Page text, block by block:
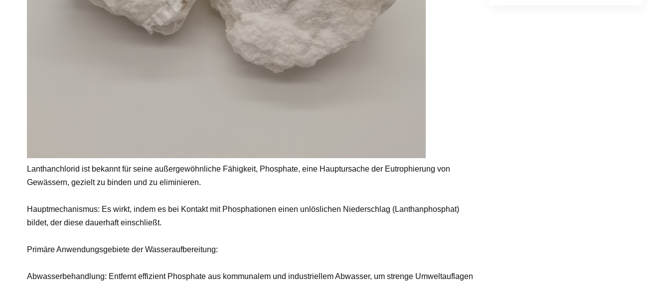
Lanthanchlorid ist bekannt für seine außergewöhnliche Fähigkeit, Phosphate, eine Hauptursache der Eutrophierung von
Gewässern, gezielt zu binden und zu eliminieren.
Hauptmechanismus: Es wirkt, indem es bei Kontakt mit Phosphationen einen unlöslichen Niederschlag (Lanthanphosphat)
bildet, der diese dauerhaft einschließt.
Primäre Anwendungsgebiete der Wasseraufbereitung:
Abwasserbehandlung: Entfernt effizient Phosphate aus kommunalem und industriellem Abwasser, um strenge Umweltauflagen